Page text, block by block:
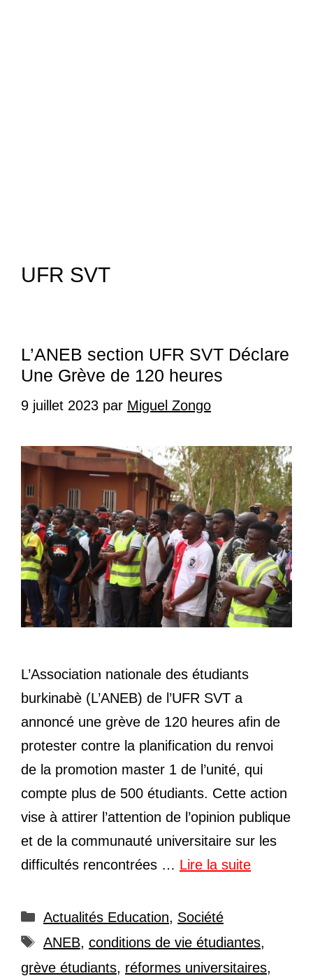
UFR SVT
L’ANEB section UFR SVT Déclare
Une Grève de 120 heures
9 juillet 2023 par Miguel Zongo
L’Association nationale des étudiants
burkinabè (L’ANEB) de l’UFR SVT a
annoncé une grève de 120 heures afin de
protester contre la planification du renvoi
de la promotion master 1 de l’unité, qui
compte plus de 500 étudiants. Cette action
vise à attirer l’attention de l’opinion publique
et de la communauté universitaire sur les
difficultés rencontrées … Lire la suite
Catégories
Actualités Education, Société
Étiquettes
ANEB, conditions de vie étudiantes,
grève étudiants, réformes universitaires,